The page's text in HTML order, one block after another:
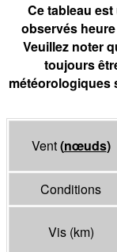
Ce tableau
observés
Veuillez noter
toujours
météorologiques
Vent(nœuds)
Conditions
Vis (km)